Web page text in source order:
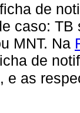
de
caso:
MNT. Na
de
e as